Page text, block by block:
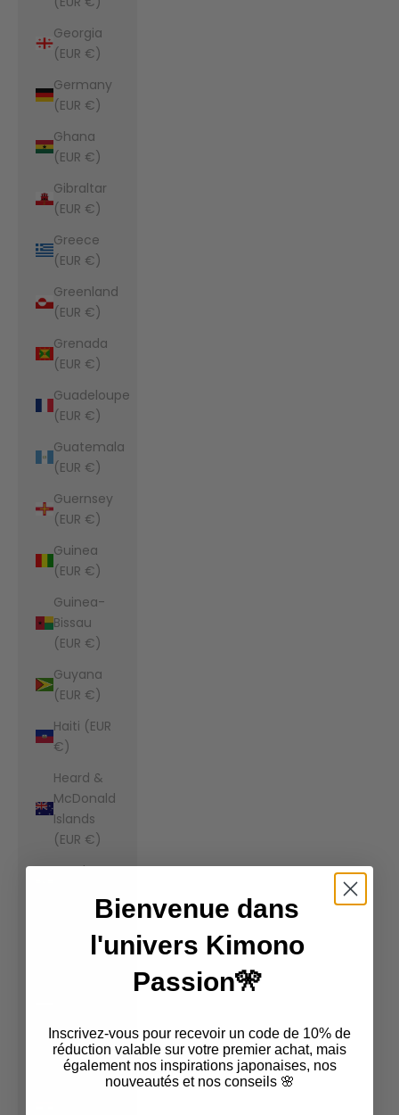
Georgia
(EUR €)
Germany
(EUR €)
Ghana
(EUR €)
Gibraltar
(EUR €)
Greece
(EUR €)
Greenland
(EUR €)
Grenada
(EUR €)
Guadeloupe
(EUR €)
Guatemala
(EUR €)
Guernsey
(EUR €)
Guinea
(EUR €)
Guinea-
Bissau
(EUR €)
Guyana
(EUR €)
Haiti (EUR
€)
Heard &
McDonald
Islands
(EUR €)
Honduras
Hong Kong
SAR (EUR
Iceland
(EUR €)
Bienvenue dans
l'univers Kimono
Passion🎌
Inscrivez-vous pour recevoir un code de 10% de
réduction valable sur votre premier achat, mais
également nos inspirations japonaises, nos
nouveautés et nos conseils 🌸